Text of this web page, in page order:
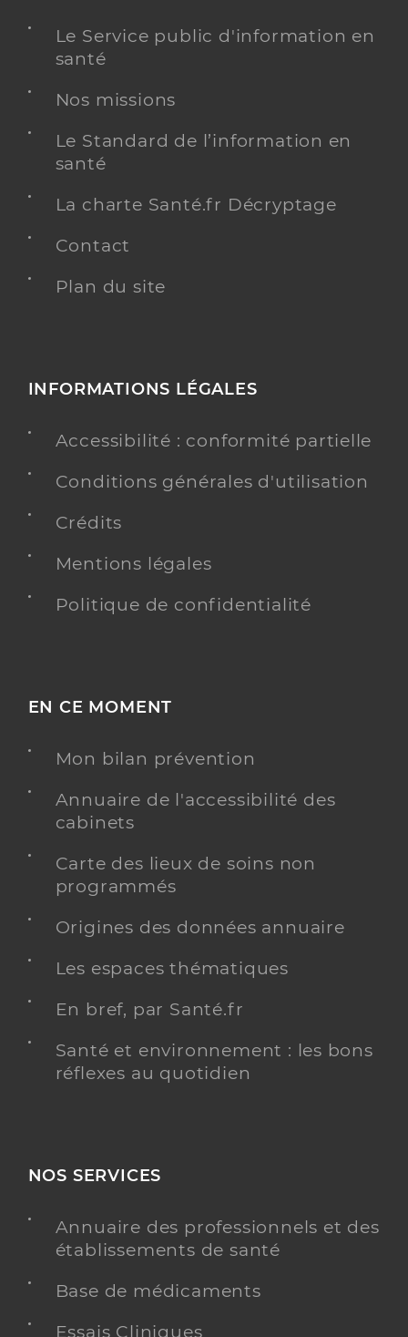
Le Service public d'information en
santé
Nos missions
Le Standard de l’information en
santé
La charte Santé.fr Décryptage
Contact
Plan du site
INFORMATIONS LÉGALES
Accessibilité : conformité partielle
Conditions générales d'utilisation
Crédits
Mentions légales
Politique de confidentialité
EN CE MOMENT
Mon bilan prévention
Annuaire de l'accessibilité des
cabinets
Carte des lieux de soins non
programmés
Origines des données annuaire
Les espaces thématiques
En bref, par Santé.fr
Santé et environnement : les bons
réflexes au quotidien
NOS SERVICES
Annuaire des professionnels et des
établissements de santé
Base de médicaments
Essais Cliniques